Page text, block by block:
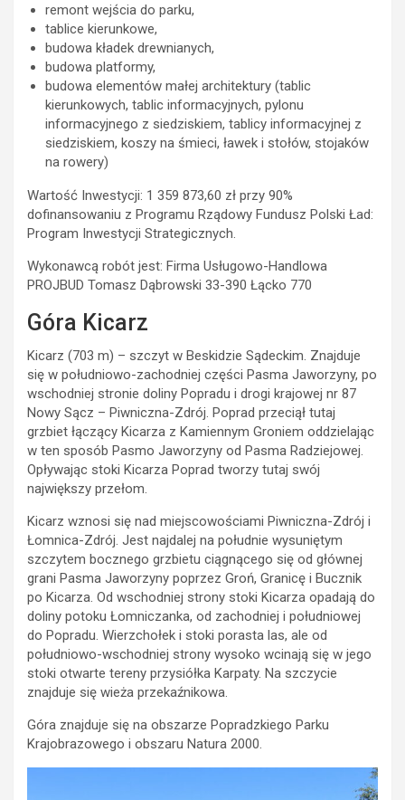
remont wejścia do parku,
tablice kierunkowe,
budowa kładek drewnianych,
budowa platformy,
budowa elementów małej architektury (tablic
kierunkowych, tablic informacyjnych, pylonu
informacyjnego z siedziskiem, tablicy informacyjnej z
siedziskiem, koszy na śmieci, ławek i stołów, stojaków
na rowery)
Wartość Inwestycji: 1 359 873,60 zł przy 90%
dofinansowaniu z Programu Rządowy Fundusz Polski Ład:
Program Inwestycji Strategicznych.
Wykonawcą robót jest: Firma Usługowo-Handlowa
PROJBUD Tomasz Dąbrowski 33-390 Łącko 770
Góra Kicarz
Kicarz (703 m) – szczyt w Beskidzie Sądeckim. Znajduje
się w południowo-zachodniej części Pasma Jaworzyny, po
wschodniej stronie doliny Popradu i drogi krajowej nr 87
Nowy Sącz – Piwniczna-Zdrój. Poprad przeciął tutaj
grzbiet łączący Kicarza z Kamiennym Groniem oddzielając
w ten sposób Pasmo Jaworzyny od Pasma Radziejowej.
Opływając stoki Kicarza Poprad tworzy tutaj swój
największy przełom.
Kicarz wznosi się nad miejscowościami Piwniczna-Zdrój i
Łomnica-Zdrój. Jest najdalej na południe wysuniętym
szczytem bocznego grzbietu ciągnącego się od głównej
grani Pasma Jaworzyny poprzez Groń, Granicę i Bucznik
po Kicarza. Od wschodniej strony stoki Kicarza opadają do
doliny potoku Łomniczanka, od zachodniej i południowej
do Popradu. Wierzchołek i stoki porasta las, ale od
południowo-wschodniej strony wysoko wcinają się w jego
stoki otwarte tereny przysiółka Karpaty. Na szczycie
znajduje się wieża przekaźnikowa.
Góra znajduje się na obszarze Popradzkiego Parku
Krajobrazowego i obszaru Natura 2000.